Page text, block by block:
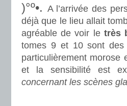
)°º•. A l’arrivée des
déjà que le lieu allait
agréable de voir letrès
tomes 9 et 10 sont des
particulièrement morose
et la sensibilité est
concernant les scènes